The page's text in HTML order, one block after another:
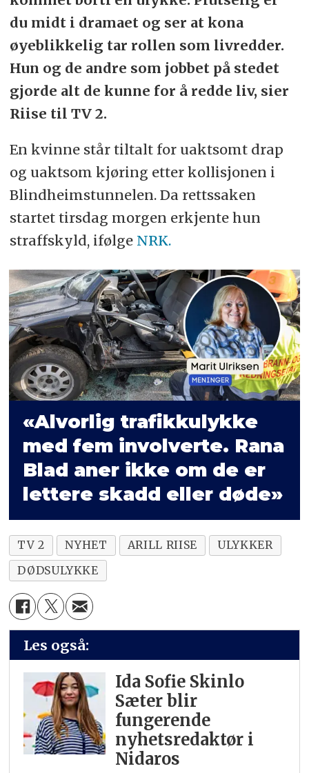
du midt i dramaet og ser at kona
øyeblikkelig tar rollen som livredder.
Hun og de andre som jobbet på stedet
gjorde alt de kunne for å redde liv, sier
Riise til TV 2.
En kvinne står tiltalt for uaktsomt drap
og uaktsom kjøring etter kollisjonen i
Blindheimstunnelen. Da rettssaken
startet tirsdag morgen erkjente hun
straffskyld, ifølge NRK.
«Alvorlig trafikkulykke
med fem involverte. Rana
Blad aner ikke om de er
lettere skadd eller døde»
TV 2 NYHET ARILL RIISE
ULYKKER
DØDSULYKKE
Les også:
Ida Sofie Skinlo
Sæter blir
fungerende
nyhetsredaktør i
Nidaros